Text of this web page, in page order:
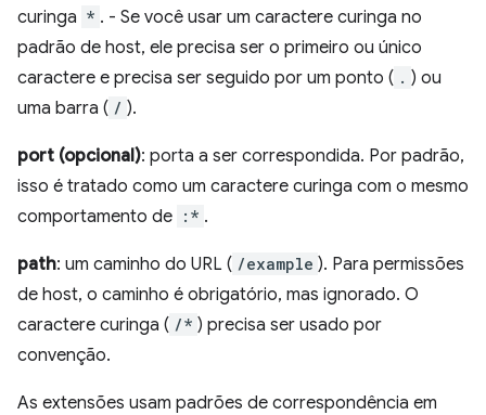
curinga * . - Se você usar um caractere curinga no
padrão de host, ele precisa ser o primeiro ou único
caractere e precisa ser seguido por um ponto ( . ) ou
uma barra ( / ).
port (opcional): porta a ser correspondida. Por padrão,
isso é tratado como um caractere curinga com o mesmo
comportamento de :* .
path: um caminho do URL ( /example ). Para permissões
de host, o caminho é obrigatório, mas ignorado. O
caractere curinga ( /* ) precisa ser usado por
convenção.
As extensões usam padrões de correspondência em